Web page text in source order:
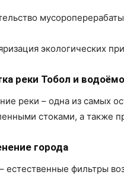
экологических
реки Тобол и
реки – одна из самых
стоками, а также
города
естественные фильтры